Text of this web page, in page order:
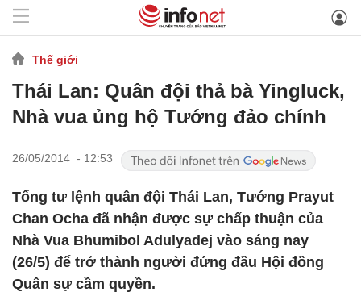
Thế giới
Thái Lan: Quân đội thả bà Yingluck,
Nhà vua ủng hộ Tướng đảo chính
26/05/2014 - 12:53
Tổng tư lệnh quân đội Thái Lan, Tướng Prayut
Chan Ocha đã nhận được sự chấp thuận của
Nhà Vua Bhumibol Adulyadej vào sáng nay
(26/5) để trở thành người đứng đầu Hội đồng
Quân sự cầm quyền.